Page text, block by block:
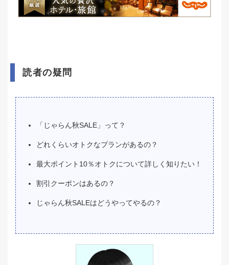
読者の疑問
「じゃらん秋SALE」って？
どれくらいオトクなプランがあるの？
最大ポイント10％オトクについて詳しく知りたい！
割引クーポンはあるの？
じゃらん秋SALEはどうやってやるの？